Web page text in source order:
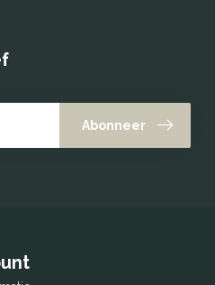
Abonneer